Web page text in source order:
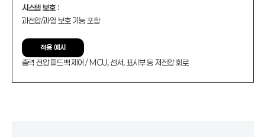
시스템 보호 :
과전압/과열 보호 기능 포함
적용 예시
출력 전압 피드백 제어 / MCU, 센서, 표시부 등 저전압 회로